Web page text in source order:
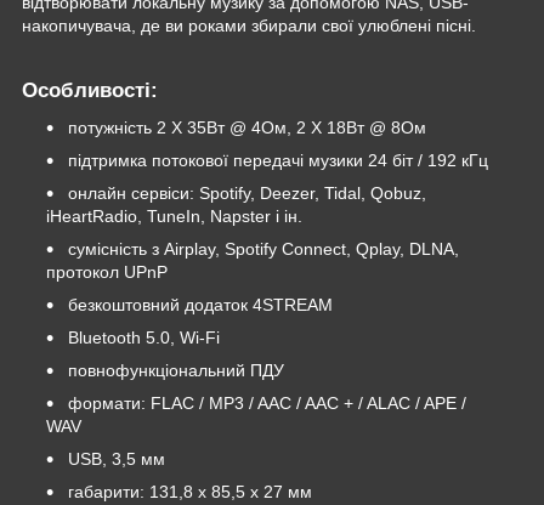
накопичувача, де ви роками збирали свої улюблені пісні.
Особливості:
потужність 2 X 35Вт @ 4Ом, 2 X 18Вт @ 8Ом
підтримка потокової передачі музики 24 біт / 192 кГц
онлайн сервіси: Spotify, Deezer, Tidal, Qobuz,
iHeartRadio, TuneIn, Napster і ін.
сумісність з Airplay, Spotify Connect, Qplay, DLNA,
протокол UPnP
безкоштовний додаток 4STREAM
Bluetooth 5.0, Wi-Fi
повнофункціональний ПДУ
формати: FLAC / MP3 / AAC / AAC + / ALAC / APE /
WAV
USB, 3,5 мм
габарити: 131,8 х 85,5 х 27 мм